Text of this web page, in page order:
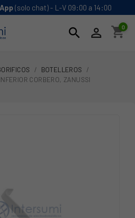
(solo chat) - L-V 09:00 a 14:00
search  shopping_cart
0
BOTELLEROS
CORBERO, ZANUSSI